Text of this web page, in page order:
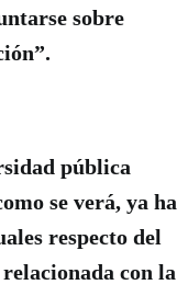
sobre
pública
se verá, ya ha
respecto del
con la